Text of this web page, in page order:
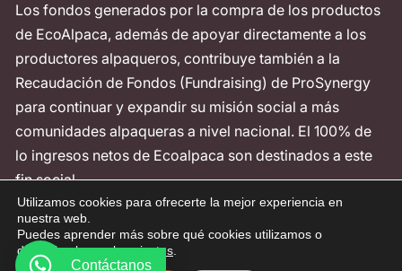
Los fondos generados por la compra de los productos
de EcoAlpaca, además de apoyar directamente a los
productores alpaqueros, contribuye también a la
Recaudación de Fondos (Fundraising) de ProSynergy
para continuar y expandir su misión social a más
comunidades alpaqueras a nivel nacional. El 100% de
lo ingresos netos de Ecoalpaca son destinados a este
fin social.
Contáctanos
Utilizamos cookies para ofrecerte la mejor experiencia en
nuestra web.
Puedes aprender más sobre qué cookies utilizamos o
desactivarlas en losajustes
Contáctanos